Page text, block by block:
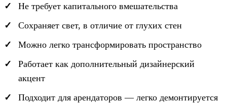
Не требует капитального вмешательства
Сохраняет свет, в отличие от глухих стен
Можно легко трансформировать пространство
Работает как дополнительный дизайнерский
акцент
Подходит для арендаторов — легко демонтируется